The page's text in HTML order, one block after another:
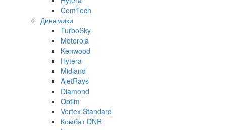
ComTech
Динамики
TurboSky
Motorola
Kenwood
Hytera
Midland
AjetRays
Diamond
Optim
Vertex Standard
Комбат DNR